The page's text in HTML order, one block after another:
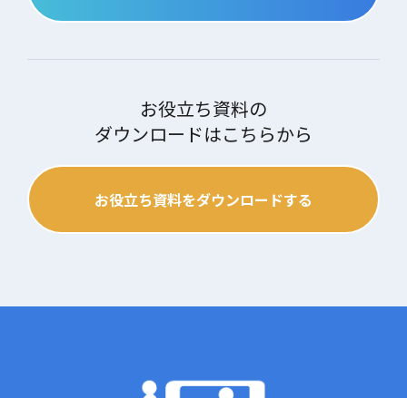
お役立ち資料の
ダウンロードはこちらから
お役立ち資料をダウンロードする